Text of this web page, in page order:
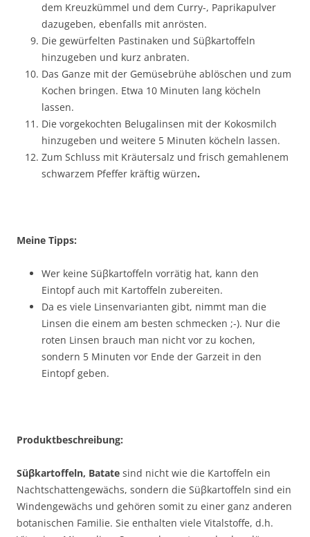
dem Kreuzkümmel und dem Curry-, Paprikapulver
dazugeben, ebenfalls mit anrösten.
Die gewürfelten Pastinaken und Süβkartoffeln
hinzugeben und kurz anbraten.
Das Ganze mit der Gemüsebrühe ablöschen und zum
Kochen bringen. Etwa 10 Minuten lang köcheln
lassen.
Die vorgekochten Belugalinsen mit der Kokosmilch
hinzugeben und weitere 5 Minuten köcheln lassen.
Zum Schluss mit Kräutersalz und frisch gemahlenem
schwarzem Pfeffer kräftig würzen.
Meine Tipps:
Wer keine Süβkartoffeln vorrätig hat, kann den
Eintopf auch mit Kartoffeln zubereiten.
Da es viele Linsenvarianten gibt, nimmt man die
Linsen die einem am besten schmecken ;-). Nur die
roten Linsen brauch man nicht vor zu kochen,
sondern 5 Minuten vor Ende der Garzeit in den
Eintopf geben.
Produktbeschreibung:
Süβkartoffeln, Batate sind nicht wie die Kartoffeln ein
Nachtschattengewächs, sondern die Süβkartoffeln sind ein
Windengewächs und gehören somit zu einer ganz anderen
botanischen Familie. Sie enthalten viele Vitalstoffe, d.h.